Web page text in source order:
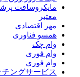
مایکروسافت
معتبر
مهر اقتصادی
همسو فناوری
وام چک
وام فوری
وام فوری
ングサービス